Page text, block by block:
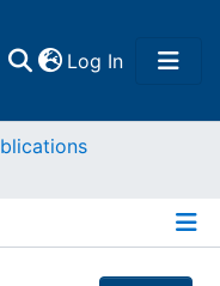
Log In(current)